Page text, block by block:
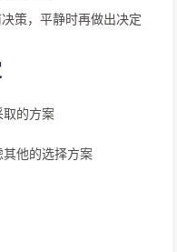
策，平静时再做出决定
的方案
他的选择方案